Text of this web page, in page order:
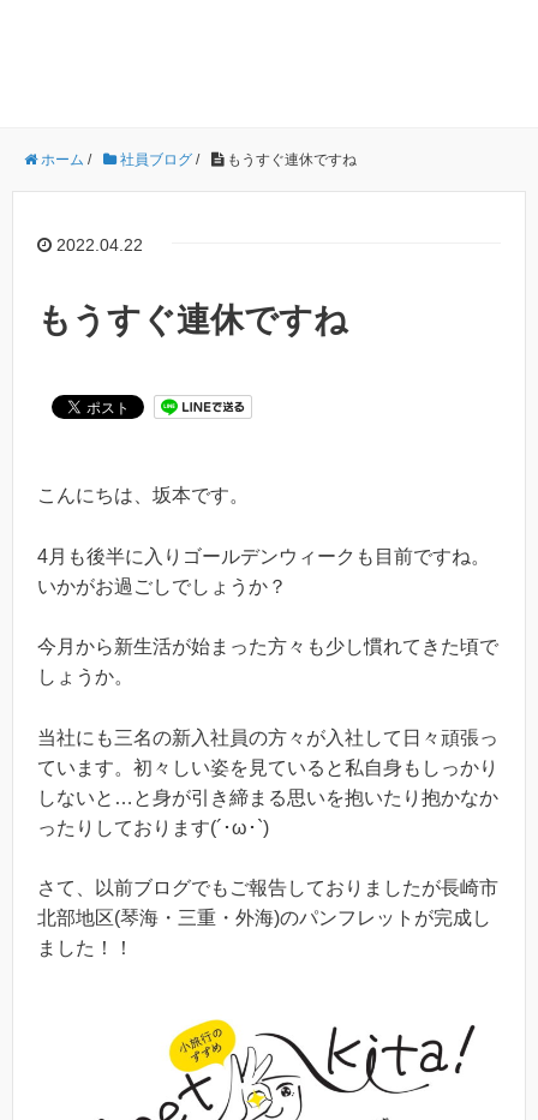
ホーム / 社員ブログ / もうすぐ連休ですね
2022.04.22
もうすぐ連休ですね
こんにちは、坂本です。
4月も後半に入りゴールデンウィークも目前ですね。
いかがお過ごしでしょうか？
今月から新生活が始まった方々も少し慣れてきた頃で
しょうか。
当社にも三名の新入社員の方々が入社して日々頑張っ
ています。初々しい姿を見ていると私自身もしっかり
しないと…と身が引き締まる思いを抱いたり抱かなか
ったりしております(´･ω･`)
さて、以前ブログでもご報告しておりましたが長崎市
北部地区(琴海・三重・外海)のパンフレットが完成し
ました！！